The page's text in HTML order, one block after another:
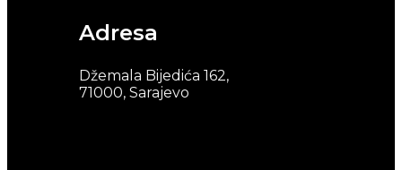
Adresa
Džemala Bijedića 162,
71000, Sarajevo